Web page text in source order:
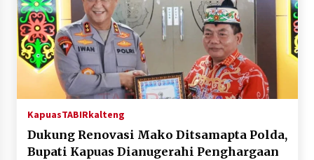
KapuasTABIRkalteng
Dukung Renovasi Mako Ditsamapta Polda,
Bupati Kapuas Dianugerahi Penghargaan